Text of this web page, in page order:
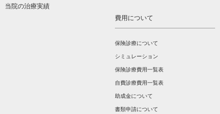
当院の治療実績
費用について
保険診療について
シミュレーション
保険診療費用一覧表
自費診療費用一覧表
助成金について
書類申請について